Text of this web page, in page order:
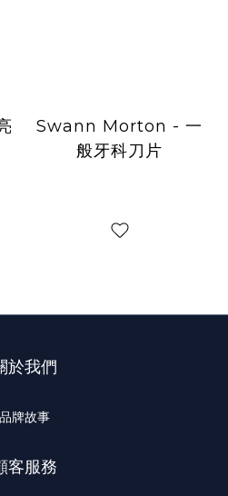
Swann Morton - 一
般牙科刀片
於我們
品牌故事
客服務